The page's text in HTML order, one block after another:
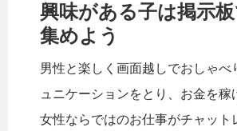
興味がある子は掲示
集めよう
男性と楽しく画面越しでおしゃべ
ュニケーションをとり、お金を稼
女性ならではのお仕事がチャット